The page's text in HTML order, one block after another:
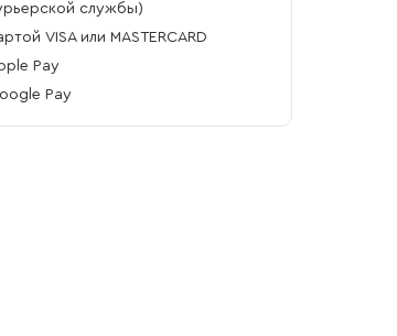
службы)
VISA или MASTERCARD
Pay
Pay